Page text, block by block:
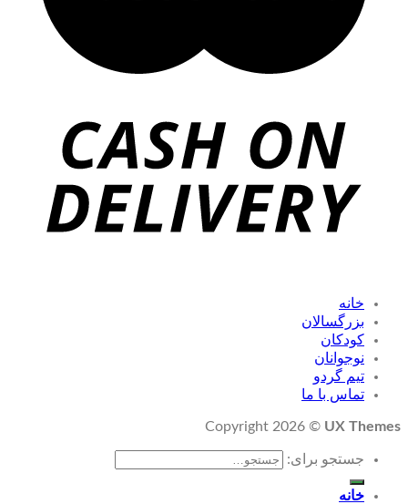
خانه
بزرگسالان
کودکان
نوجوانان
تیم گردو
تماس با ما
Copyright 2026 © UX Themes
جستجو برای:
خانه